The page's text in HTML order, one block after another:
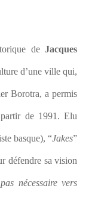
deJacques
d’une ville qui,
Borotra, a permis
de 1991. Elu
basque), “Jakes”
défendre sa vision
nécessaire vers